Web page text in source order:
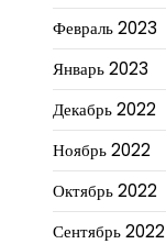
Февраль 2023
Январь 2023
Декабрь 2022
Ноябрь 2022
Октябрь 2022
Сентябрь 2022